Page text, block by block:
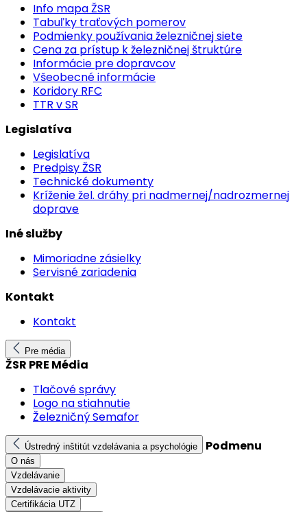
Info mapa ŽSR
Tabuľky traťových pomerov
Podmienky používania železničnej siete
Cena za prístup k železničnej štruktúre
Informácie pre dopravcov
Všeobecné informácie
Koridory RFC
TTR v SR
Legislatíva
Legislatíva
Predpisy ŽSR
Technické dokumenty
Kríženie žel. dráhy pri nadmernej/nadrozmernej
doprave
Iné služby
Mimoriadne zásielky
Servisné zariadenia
Kontakt
Kontakt
Pre média
ŽSR PRE Média
Tlačové správy
Logo na stiahnutie
Železničný Semafor
Ústredný inštitút vzdelávania a psychológie Podmenu
O nás
Vzdelávanie
Vzdelávacie aktivity
Certifikácia UTZ